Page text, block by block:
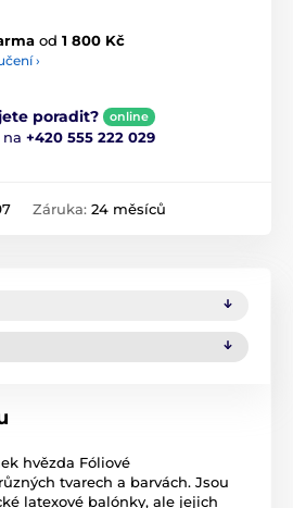
od 1 800 Kč
›
poradit? online
+420 555 222 029
Záruka: 24 měsíců
hvězda Fóliové
tvarech a barvách. Jsou
latexové balónky, ale jejich